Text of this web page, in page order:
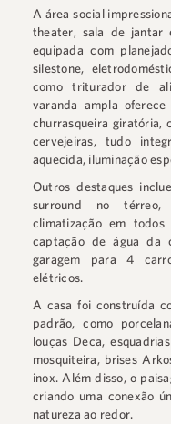
A área social
theater, sala de jantar
equipada com
silestone,
como triturador de
varanda ampla
churrasqueira giratória,
cervejeiras, tudo
aquecida, iluminação
Outros destaques
surround no térreo,
climatização em todos
captação de água da
garagem para 4
elétricos.
A casa foi construída
padrão, como
louças Deca,
mosquiteira, brises
inox. Além disso, o
criando uma conexão
natureza ao redor.